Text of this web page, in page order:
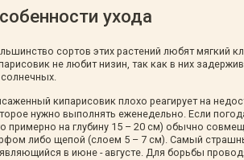
ухода
сортов этих растений любят мягкий
не любит низин, так как в них
кипарисовик плохо реагирует на
нужно выполнять еженедельно. Если
примерно на глубину 15 – 20 см) обычно
либо щепой (слоем 5 – 7 см). Самый
в июне - августе. Для борьбы